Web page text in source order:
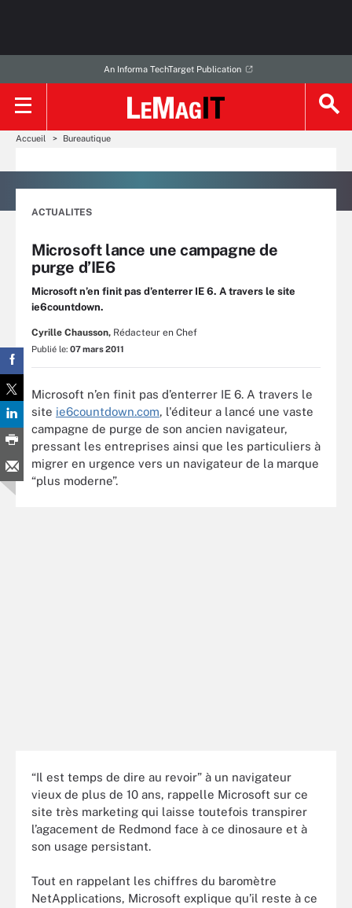
An Informa TechTarget Publication
Accueil Bureautique
ACTUALITES
Microsoft lance une campagne de
purge d’IE6
Microsoft n’en finit pas d’enterrer IE 6. A travers le site
ie6countdown.
Cyrille Chausson, Rédacteur en Chef
Publié le: 07 mars 2011
Microsoft n’en finit pas d’enterrer IE 6. A travers le
site ie6countdown.com, l'éditeur a lancé une vaste
campagne de purge de son ancien navigateur,
pressant les entreprises ainsi que les particuliers à
migrer en urgence vers un navigateur de la marque
“plus moderne”.
“Il est temps de dire au revoir” à un navigateur
vieux de plus de 10 ans, rappelle Microsoft sur ce
site très marketing qui laisse toutefois transpirer
l’agacement de Redmond face à ce dinosaure et à
son usage persistant.
Tout en rappelant les chiffres du baromètre
NetApplications, Microsoft explique qu’il reste à ce